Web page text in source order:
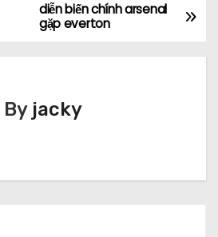
diễn biến chính arsenal
gặp everton
By jacky